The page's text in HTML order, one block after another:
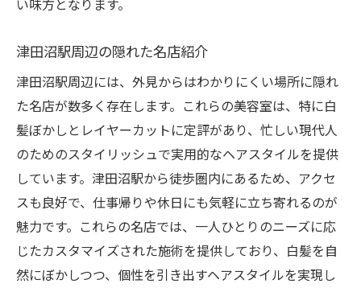
い味方となります。
津田沼駅周辺の隠れた名店紹介
津田沼駅周辺には、外見からはわかりにくい場所に隠れ
た名店が数多く存在します。これらの美容室は、特に白
髪ぼかしとレイヤーカットに定評があり、忙しい現代人
のためのスタイリッシュで実用的なヘアスタイルを提供
しています。津田沼駅から徒歩圏内にあるため、アクセ
スも良好で、仕事帰りや休日にも気軽に立ち寄れるのが
魅力です。これらの名店では、一人ひとりのニーズに応
じたカスタマイズされた施術を提供しており、白髪を自
然にぼかしつつ、個性を引き出すヘアスタイルを実現し